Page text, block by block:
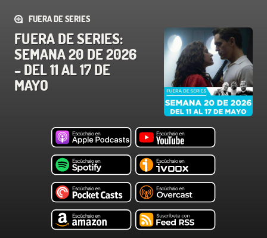
FUERA DE SERIES
FUERA DE SERIES:
SEMANA 20 DE 2026
– DEL 11 AL 17 DE
MAYO